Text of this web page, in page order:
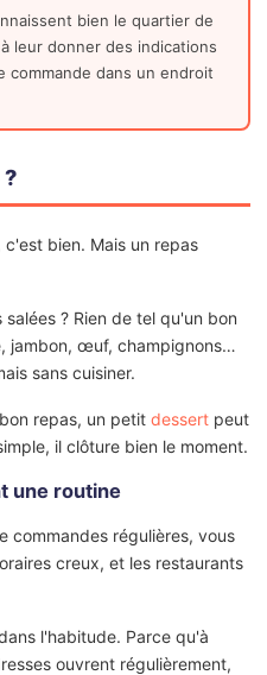
bien le quartier de
leur donner des indications
commande dans un endroit
bien. Mais un repas
? Rien de tel qu'un bon
jambon, œuf, champignons…
sans cuisiner.
repas, un petit dessert peut
il clôture bien le moment.
une routine
commandes régulières, vous
creux, et les restaurants
l'habitude. Parce qu'à
ouvrent régulièrement,